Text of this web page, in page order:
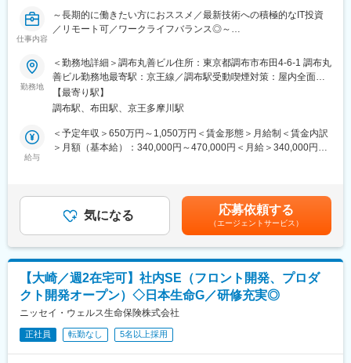
■業務における魅力：
当社は、本体にシステム企画機能を残して情報システム子会社に
ム開発体制を、採用していないことが大きな特徴です。生保ビジ
ネスの醍醐味を間近で感じながら、決められたシステムを構築す
るわけではなく、当社の情報システム部職員が超上流工程から参
画し、企画からモニタリングに至るまで一気通貫で対応すること
■キャリア構築に伴う支援体制：
社内SEとしてのスペシャリストとしてのキャリアを形成いただく
していただける講座をご受講いただきスキルアップを行うことが
可能です。外部業者による開催講座を中心に、社内開催の講座を
加えた200種類以上の講座をご用意しております。
変更の範囲：会社の定める業務
仕事内容
～長期的に働きたい方におススメ／最新技術への積極的なIT投資
／リモート可／ワークライフバランス◎～
■配属先について
開発部は5部門で構成されており、各30名～50名前後の組織とな
っています。ご経験や志向性に合わせて5部門のいずれかのチーム
にアサイン致します。
＜部署名＞
営業システム開発部（WEB申込システム等）
顧客・代理店システム開発部（オフィシャルHP等）
システムツール開発部（ワークフローシステム等）
■業務概要
当社の社内SEとして、当社サービスに関わるプロジェクトの立ち
上げ等最上流の工程をお任せいたします。当部門は商品と密接に
りながら上流部分へ携わることが可能です。
＜業務詳細＞
・新規プロジェクト計画、プロジェクト管理、プロジェクト推進
・品質検証、IT部門や業務部門との調整
※開発業務はベンダーにて対応するため、上流工程に集中して頂く
ことが可能です。
勤務地
＜勤務地詳細＞調布丸善ビル住所：東京都調布市布田4-6-1 調布丸
善ビル勤務地最寄駅：京王線／調布駅受動喫煙対策：屋内全面禁
煙変更の範囲：会社の定める事業所
【最寄り駅】
調布駅、布田駅、京王多摩川駅
給与
＜予定年収＞650万円～1,050万円＜賃金形態＞月給制＜賃金内訳
＞月額（基本給）：340,000円～470,000円＜月給＞340,000円～
も目安の金額であり、選考を通じて上下する可能性があります。
月給(月額)は固定手当を含めた表記です。
気になる 応募依頼する
（エージェントサービス）
【大崎／週2在宅可】社内SE（フロント開発、プロダ
クト開発オープン）◇日本生命G／研修充実◎
ニッセイ・ウェルス生命保険株式会社
正社員 転勤なし 5名以上採用